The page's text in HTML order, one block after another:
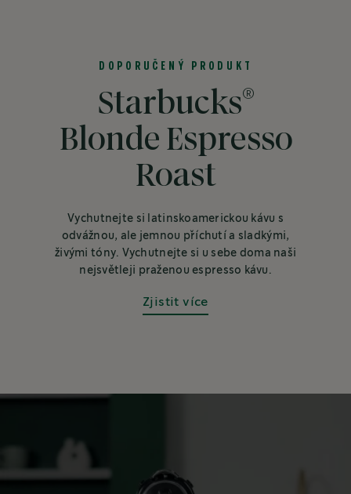
DOPORUČENÝ PRODUKT
Starbucks®
Blonde Espresso
Roast
Vychutnejte si latinskoamerickou kávu s
odvážnou, ale jemnou příchutí a sladkými,
živými tóny. Vychutnejte si u sebe doma naši
nejsvětleji praženou espresso kávu.
Zjistit více